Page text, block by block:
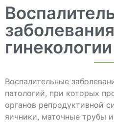
Воспалительные
патологий, при которых
органов репродуктивной
яичники, маточные трубы